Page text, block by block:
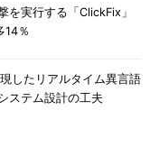
を実行する「ClickFix」
％
したリアルタイム異言語
ステム設計の工夫